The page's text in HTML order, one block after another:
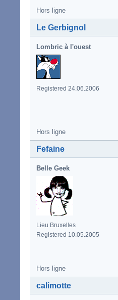
Hors ligne
Le Gerbignol
Lombric à l'ouest
Registered 24.06.2006
Hors ligne
Fefaine
Belle Geek
Lieu Bruxelles
Registered 10.05.2005
Hors ligne
calimotte